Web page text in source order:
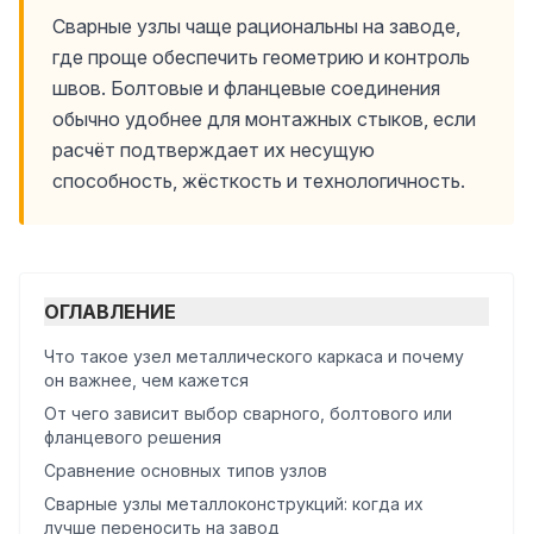
Сварные узлы чаще рациональны на заводе,
где проще обеспечить геометрию и контроль
швов. Болтовые и фланцевые соединения
обычно удобнее для монтажных стыков, если
расчёт подтверждает их несущую
способность, жёсткость и технологичность.
ОГЛАВЛЕНИЕ
Что такое узел металлического каркаса и почему
он важнее, чем кажется
От чего зависит выбор сварного, болтового или
фланцевого решения
Сравнение основных типов узлов
Сварные узлы металлоконструкций: когда их
лучше переносить на завод